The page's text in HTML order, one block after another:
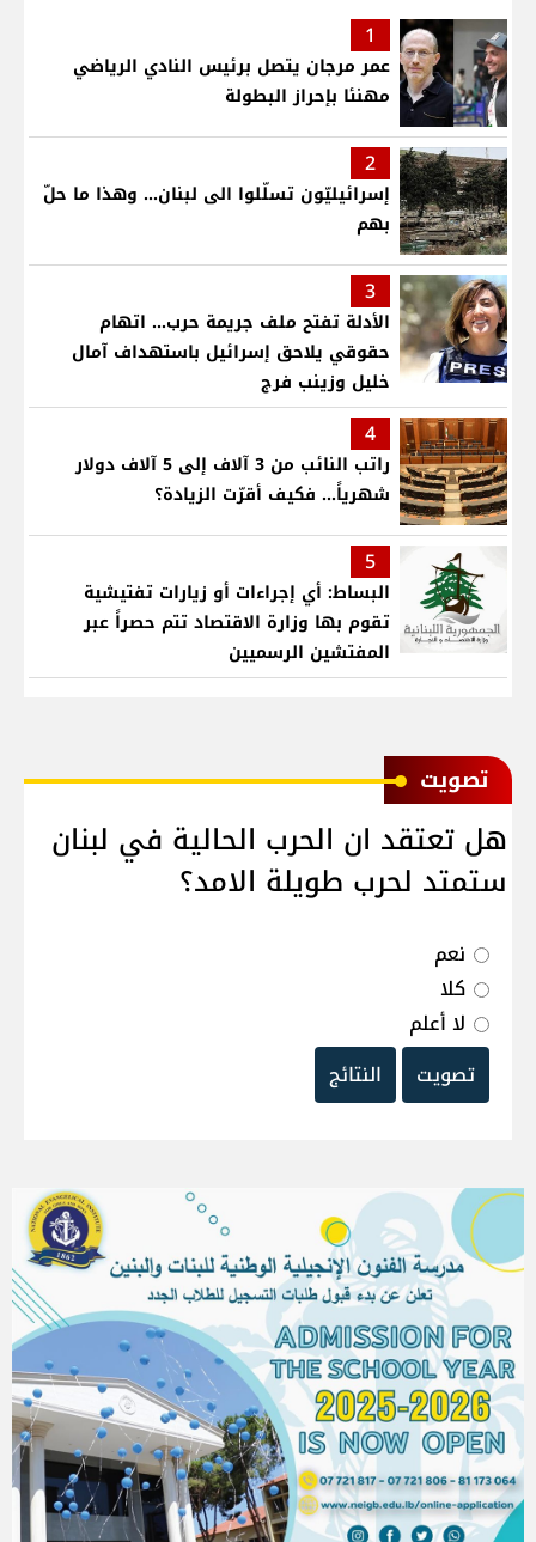
1
عمر مرجان يتصل برئيس النادي الرياضي
مهنئا بإحراز البطولة
2
إسرائيليّون تسلّلوا الى لبنان... وهذا ما حلّ
بهم
3
الأدلة تفتح ملف جريمة حرب... اتهام
حقوقي يلاحق إسرائيل باستهداف آمال
خليل وزينب فرج
4
راتب النائب من 3 آلاف إلى 5 آلاف دولار
شهرياً... فكيف أقرّت الزيادة؟
5
البساط: أي إجراءات أو زيارات تفتيشية
تقوم بها وزارة الاقتصاد تتم حصراً عبر
المفتشين الرسميين
ﺗﺼﻮﻳﺖ
هل تعتقد ان الحرب الحالية في لبنان
ستمتد لحرب طويلة الامد؟
نعم
كلا
لا أعلم
تصويت
النتائج